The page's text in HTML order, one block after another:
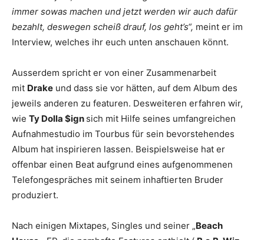
immer sowas machen und jetzt werden wir auch dafür
bezahlt, deswegen scheiß drauf, los geht’s“, meint er im
Interview, welches ihr euch unten anschauen könnt.
Ausserdem spricht er von einer Zusammenarbeit
mit Drake und dass sie vor hätten, auf dem Album des
jeweils anderen zu featuren. Desweiteren erfahren wir,
wie Ty Dolla $ign sich mit Hilfe seines umfangreichen
Aufnahmestudio im Tourbus für sein bevorstehendes
Album hat inspirieren lassen. Beispielsweise hat er
offenbar einen Beat aufgrund eines aufgenommenen
Telefongespräches mit seinem inhaftierten Bruder
produziert.
Nach einigen Mixtapes, Singles und seiner „Beach